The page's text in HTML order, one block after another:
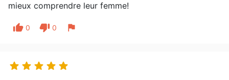
mieux comprendre leur femme!
thumb_up 0 thumb_down 0 flag
    